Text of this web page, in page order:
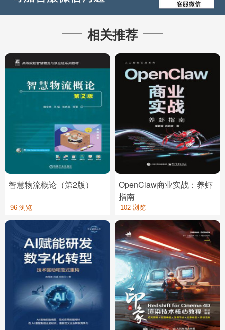
相关推荐
智慧物流概论（第2版）
96 浏览
OpenClaw商业实战：养虾
指南
102 浏览